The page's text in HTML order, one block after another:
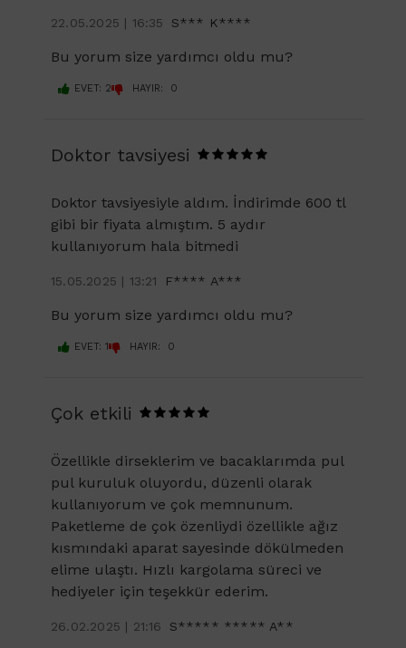
22.05.2025 | 16:35 S*** K****
Bu yorum size yardımcı oldu mu?
EVET: 2 HAYIR: 0
Doktor tavsiyesi
Doktor tavsiyesiyle aldım. İndirimde 600 tl
gibi bir fiyata almıştım. 5 aydır
kullanıyorum hala bitmedi
15.05.2025 | 13:21 F**** A***
Bu yorum size yardımcı oldu mu?
EVET: 1 HAYIR: 0
Çok etkili
Özellikle dirseklerim ve bacaklarımda pul
pul kuruluk oluyordu, düzenli olarak
kullanıyorum ve çok memnunum.
Paketleme de çok özenliydi özellikle ağız
kısmındaki aparat sayesinde dökülmeden
elime ulaştı. Hızlı kargolama süreci ve
hediyeler için teşekkür ederim.
26.02.2025 | 21:16 S***** ***** A**